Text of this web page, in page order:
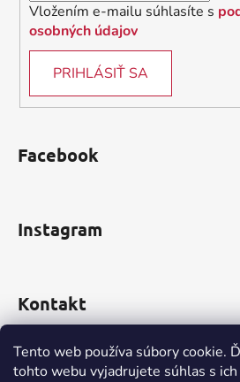
Tento web používa súbory cookie.
tohto webu vyjadrujete súhlas s
Vložením e-mailu súhlasíte s
osobných údajov
PRIHLÁSIŤ SA
Facebook
Instagram
Kontakt
obchod@incomp.sk